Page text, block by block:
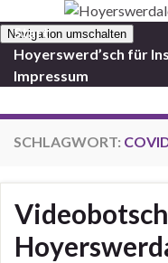
Navigation umschalten
Start
Hoyerswerd’sch für
Impressum
SCHLAGWORT: